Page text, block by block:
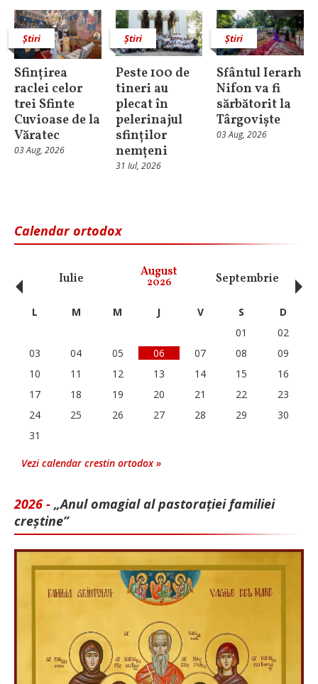
Știri
Sfințirea
raclei celor
trei Sfinte
Cuvioase de la
Văratec
03 Aug, 2026
Știri
Peste 100 de
tineri au
plecat în
pelerinajul
sfinților
nemțeni
31 Iul, 2026
Știri
Sfântul Ierarh
Nifon va fi
sărbătorit la
Târgoviște
03 Aug, 2026
Calendar ortodox
Iulie August
2026 Septembrie
‹ L M M J V S
D
01
02
03
04 05 06 07 08
09
10
11 12 13 14 15
16
17
18 19 20 21 22
23
24
25 26 27 28 29
30
31
Vezi calendar crestin ortodox »
2026 - „Anul omagial al pastorației familiei
creștine”